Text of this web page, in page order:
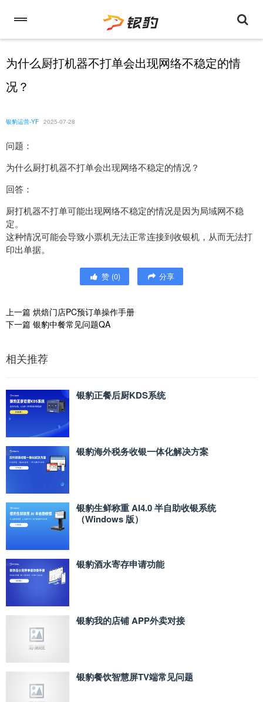
为什么厨打机器不打单会出现网络不稳定的情
况？
银豹运营-YF 2025-07-28
问题：
为什么厨打机器不打单会出现网络不稳定的情况？
回答：
厨打机器不打单可能出现网络不稳定的情况是因为局域网不稳
定。
这种情况可能会导致小票机无法正常连接到收银机，从而无法打
印出单据。
赞 (0) 分享
上一篇 烘焙门店PC预订单操作手册
下一篇 银豹中餐常见问题QA
相关推荐
银豹正餐后厨KDS系统
银豹海外税务收银一体化解决方案
银豹生鲜称重 AI4.0 半自助收银系统
（Windows 版）
银豹酒水寄存申请功能
银豹我的店铺 APP外卖对接
银豹餐饮智慧屏TV端常见问题